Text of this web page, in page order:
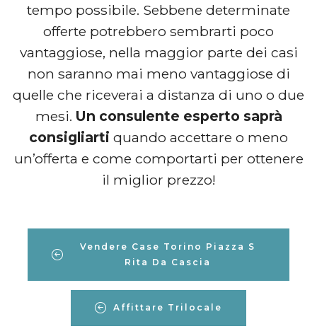
tempo possibile. Sebbene determinate
offerte potrebbero sembrarti poco
vantaggiose, nella maggior parte dei casi
non saranno mai meno vantaggiose di
quelle che riceverai a distanza di uno o due
mesi. Un consulente esperto saprà
consigliarti quando accettare o meno
un’offerta e come comportarti per ottenere
il miglior prezzo!
Vendere Case Torino Piazza S
Rita Da Cascia
Affittare Trilocale